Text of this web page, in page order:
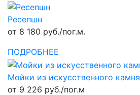
Ресепшн
от 8 180 руб./пог.м.
ПОДРОБНЕЕ
Мойки из искусственного камня
от 9 226 руб./пог.м